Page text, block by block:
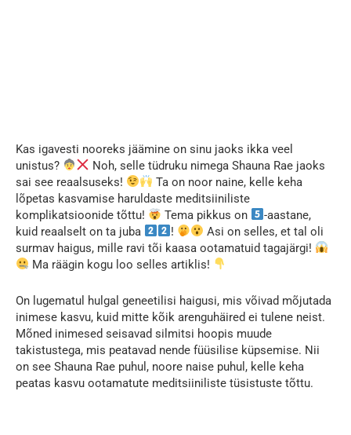
Kas igavesti nooreks jäämine on sinu jaoks ikka veel
unistus?
Noh, selle tüdruku nimega Shauna Rae jaoks
sai see reaalsuseks!
Ta on noor naine, kelle keha
lõpetas kasvamise haruldaste meditsiiniliste
komplikatsioonide tõttu!
Tema pikkus on
-aastane,
kuid reaalselt on ta juba
!
Asi on selles, et tal oli
surmav haigus, mille ravi tõi kaasa ootamatuid tagajärgi!
Ma räägin kogu loo selles artiklis!
On lugematul hulgal geneetilisi haigusi, mis võivad mõjutada
inimese kasvu, kuid mitte kõik arenguhäired ei tulene neist.
Mõned inimesed seisavad silmitsi hoopis muude
takistustega, mis peatavad nende füüsilise küpsemise. Nii
on see Shauna Rae puhul, noore naise puhul, kelle keha
peatas kasvu ootamatute meditsiiniliste tüsistuste tõttu.